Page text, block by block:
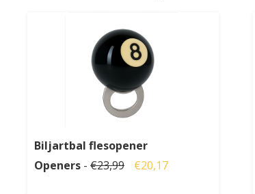
Biljartbal flesopener
Openers - €23,99 €20,17